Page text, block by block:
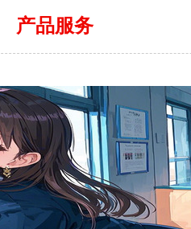
产品服务